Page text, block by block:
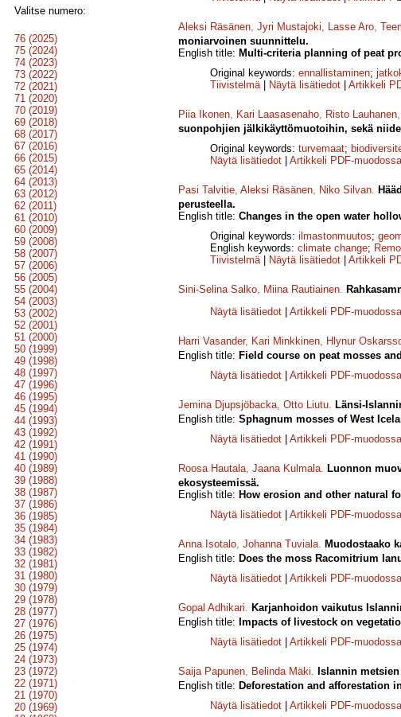
Valitse numero:
76 (2025)
75 (2024)
74 (2023)
73 (2022)
72 (2021)
71 (2020)
70 (2019)
69 (2018)
68 (2017)
67 (2016)
66 (2015)
65 (2014)
64 (2013)
63 (2012)
62 (2011)
61 (2010)
60 (2009)
59 (2008)
58 (2007)
57 (2006)
56 (2005)
55 (2004)
54 (2003)
53 (2002)
52 (2001)
51 (2000)
50 (1999)
49 (1998)
48 (1997)
47 (1996)
46 (1995)
45 (1994)
44 (1993)
43 (1992)
42 (1991)
41 (1990)
40 (1989)
39 (1988)
38 (1987)
37 (1986)
36 (1985)
35 (1984)
34 (1983)
33 (1982)
32 (1981)
31 (1980)
30 (1979)
29 (1978)
28 (1977)
27 (1976)
26 (1975)
25 (1974)
24 (1973)
23 (1972)
22 (1971)
21 (1970)
20 (1969)
Aleksi Räsänen, Jyri Mustajoki, Lasse Aro,
moniarvoinen suunnittelu.
English title: Multi-criteria planning of peat
Original keywords: ennallistaminen;
Tiivistelmä| Näytä lisätiedot Artikkeli
Piia Ikonen, Kari Laasasenaho, Risto Lauhanen,
suonpohjien jälkikäyttömuotoihin, sekä
Original keywords: turvemaat;
Näytä lisätiedot
Artikkeli PDF-muodossa
Pasi Talvitie, Aleksi Räsänen, Niko Silvan.
perusteella.
English title: Changes in the open water
Original keywords: ilmastonmuutos;
English keywords: climate change;
Tiivistelmä| Näytä lisätiedot Artikkeli
Sini-Selina Salko, Miina Rautiainen.
Näytä lisätiedot
Artikkeli PDF-muodossa
Harri Vasander, Kari Minkkinen, Hlynur
English title: Field course on peat mosses
Näytä lisätiedot
Artikkeli PDF-muodossa
Jemina Djupsjöbacka, Otto Liutu. Länsi-
English title: Sphagnum mosses of West
Näytä lisätiedot
Artikkeli PDF-muodossa
Roosa Hautala, Jaana Kulmala. Luonnon
ekosysteemissä.
English title: How erosion and other natural
Näytä lisätiedot
Artikkeli PDF-muodossa
Anna Isotalo, Johanna Tuviala. Muodostaako
English title: Does the moss Racomitrium
Näytä lisätiedot
Artikkeli PDF-muodossa
Gopal Adhikari. Karjanhoidon vaikutus
English title: Impacts of livestock on
Näytä lisätiedot
Artikkeli PDF-muodossa
Saija Papunen, Belinda Mäki. Islannin
English title: Deforestation and afforestation
Näytä lisätiedot
Artikkeli PDF-muodossa